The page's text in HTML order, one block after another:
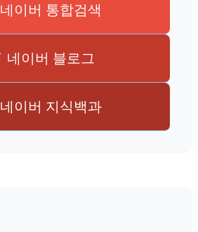
네이버 통합검색
네이버 블로그
네이버 지식백과